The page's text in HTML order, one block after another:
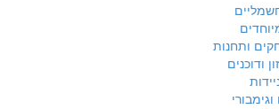
ותחנות
ודוכנים